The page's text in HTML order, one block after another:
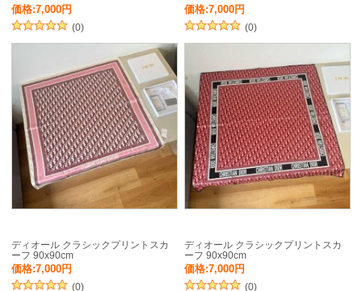
価格:7,000円
(0)
価格:7,000円
(0)
ディオール クラシックプリントスカ
ーフ 90x90cm
価格:7,000円
(0)
ディオール クラシックプリントスカ
ーフ 90x90cm
価格:7,000円
(0)